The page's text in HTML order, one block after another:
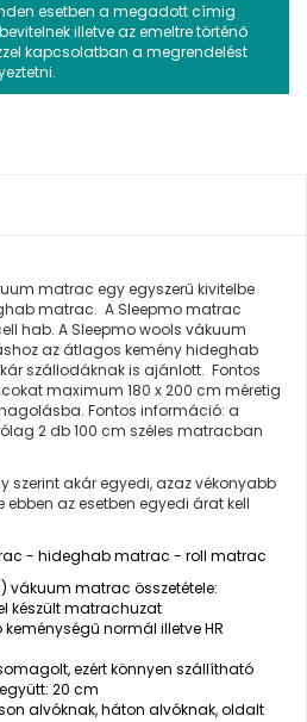
esetben a megadott címig
illetve az emeltre történő
kapcsolatban a megrendelést
matrac egy egyszerű kivitelbe
matrac. A Sleepmo matrac
hab. A Sleepmo wools vákuum
az átlagos kemény hideghab
szállodáknak is ajánlott. Fontos
maximum 180 x 200 cm méretig
Fontos információ: a
2 db 100 cm széles matracban
akár egyedi, azaz vékonyabb
az esetben egyedi árat kell
- hideghab matrac - roll matrac
vákuum matrac összetétele:
készült matrachuzat
normál illetve HR
ezért könnyen szállítható
20 cm
alvóknak, háton alvóknak, oldalt